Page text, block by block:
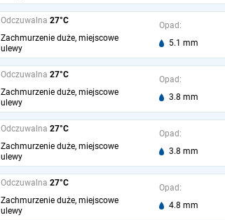
Odczuwalna 27°C
Zachmurzenie duże, miejscowe
ulewy
Opad:
5.1 mm
Odczuwalna 27°C
Zachmurzenie duże, miejscowe
ulewy
Opad:
3.8 mm
Odczuwalna 27°C
Zachmurzenie duże, miejscowe
ulewy
Opad:
3.8 mm
Odczuwalna 27°C
Zachmurzenie duże, miejscowe
ulewy
Opad:
4.8 mm